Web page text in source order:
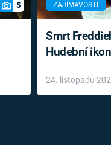
5 ZAJÍMAVOSTI
Smrt
Hudební
léky
24. listopadu